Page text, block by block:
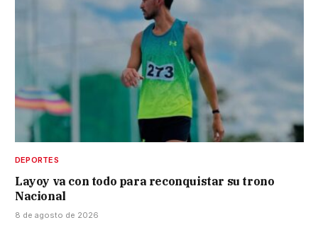
DEPORTES
Layoy va con todo para reconquistar su trono
Nacional
8 de agosto de 2026